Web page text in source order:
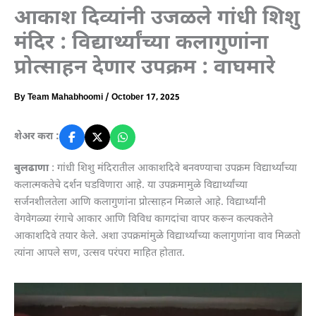
आकाश दिव्यांनी उजळले गांधी शिशु
मंदिर : विद्यार्थ्यांच्या कलागुणांना
प्रोत्साहन देणार उपक्रम : वाघमारे
ByTeam Mahabhoomi/ October 17, 2025
शेअर करा :
बुलढाणा: गांधी शिशु मंदिरातील आकाशदिवे बनवण्याचा उपक्रम विद्यार्थ्यांच्या
कलात्मकतेचे दर्शन घडविणारा आहे. या उपक्रमामुळे विद्यार्थ्यांच्या
सर्जनशीलतेला आणि कलागुणांना प्रोत्साहन मिळाले आहे. विद्यार्थ्यांनी
वेगवेगळ्या रंगाचे आकार आणि विविध कागदांचा वापर करून कल्पकतेने
आकाशदिवे तयार केले. अशा उपक्रमांमुळे विद्यार्थ्यांच्या कलागुणांना वाव मिळतो
त्यांना आपले सण, उत्सव परंपरा माहित होतात.